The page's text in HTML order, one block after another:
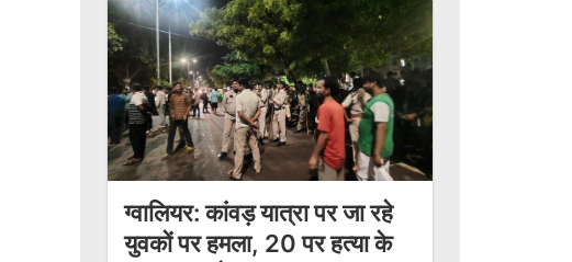
ग्वालियर: कांवड़ यात्रा पर जा रहे
युवकों पर हमला, 20 पर हत्या के